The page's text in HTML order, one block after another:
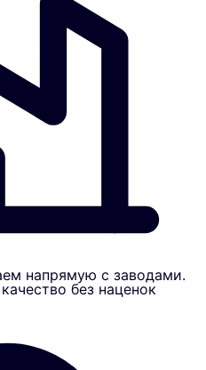
напрямую с заводами.
без наценок